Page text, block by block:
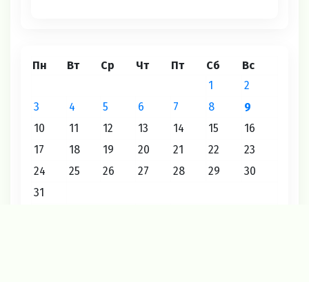
Пн Вт Ср Чт Пт Сб Вс
1
2
3
4 5 6 7 8
9
10
11 12 13 14 15
16
17
18 19 20 21 22
23
24
25 26 27 28 29
30
31